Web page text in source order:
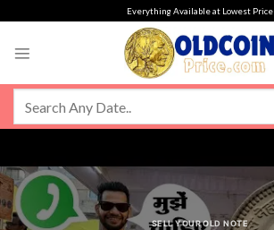
Everything Available at Lowest Price
SELL YOUR OLD NOTE